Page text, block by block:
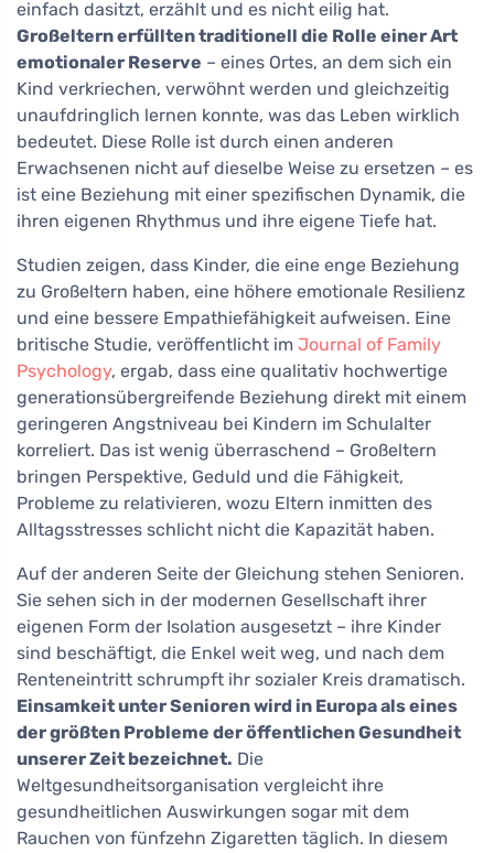
einfach dasitzt, erzählt und es nicht eilig hat.
Großeltern erfüllten traditionell die Rolle einer Art
emotionaler Reserve – eines Ortes, an dem sich ein
Kind verkriechen, verwöhnt werden und gleichzeitig
unaufdringlich lernen konnte, was das Leben wirklich
bedeutet. Diese Rolle ist durch einen anderen
Erwachsenen nicht auf dieselbe Weise zu ersetzen – es
ist eine Beziehung mit einer spezifischen Dynamik, die
ihren eigenen Rhythmus und ihre eigene Tiefe hat.
Studien zeigen, dass Kinder, die eine enge Beziehung
zu Großeltern haben, eine höhere emotionale Resilienz
und eine bessere Empathiefähigkeit aufweisen. Eine
britische Studie, veröffentlicht im Journal of Family
Psychology, ergab, dass eine qualitativ hochwertige
generationsübergreifende Beziehung direkt mit einem
geringeren Angstniveau bei Kindern im Schulalter
korreliert. Das ist wenig überraschend – Großeltern
bringen Perspektive, Geduld und die Fähigkeit,
Probleme zu relativieren, wozu Eltern inmitten des
Alltagsstresses schlicht nicht die Kapazität haben.
Auf der anderen Seite der Gleichung stehen Senioren.
Sie sehen sich in der modernen Gesellschaft ihrer
eigenen Form der Isolation ausgesetzt – ihre Kinder
sind beschäftigt, die Enkel weit weg, und nach dem
Renteneintritt schrumpft ihr sozialer Kreis dramatisch.
Einsamkeit unter Senioren wird in Europa als eines
der größten Probleme der öffentlichen Gesundheit
unserer Zeit bezeichnet. Die
Weltgesundheitsorganisation vergleicht ihre
gesundheitlichen Auswirkungen sogar mit dem
Rauchen von fünfzehn Zigaretten täglich. In diesem